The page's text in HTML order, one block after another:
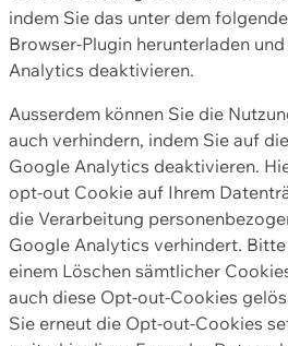
indem Sie das unter dem
Browser-Plugin herunterladen
Analytics deaktivieren.
Ausserdem können Sie die
auch verhindern, indem Sie auf
Google Analytics deaktivieren.
opt-out Cookie auf Ihrem
die Verarbeitung
Google Analytics verhindert.
einem Löschen sämtlicher
auch diese Opt-out-Cookies
Sie erneut die Opt-out-Cookies